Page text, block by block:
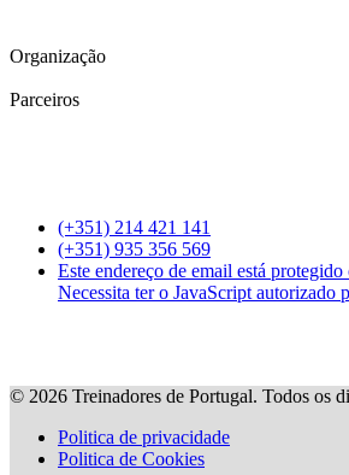
Organização
Parceiros
(+351) 214 421 141
(+351) 935 356 569
Este endereço de email está protegido
Necessita ter o JavaScript autorizado
© 2026 Treinadores de Portugal. Todos os
Politica de privacidade
Politica de Cookies